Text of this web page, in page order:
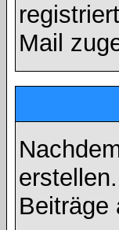
Mail
Beiträge